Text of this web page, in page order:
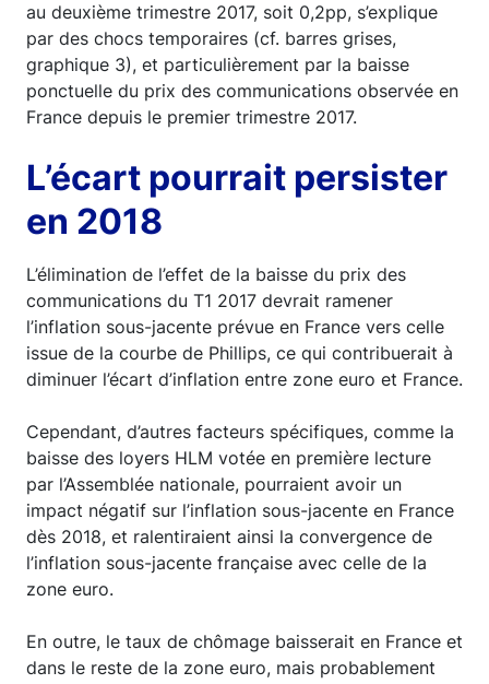
au deuxième trimestre 2017, soit 0,2pp, s’explique
par des chocs temporaires (cf. barres grises,
graphique 3), et particulièrement par la baisse
ponctuelle du prix des communications observée en
France depuis le premier trimestre 2017.
L’écart pourrait persister
en 2018
L’élimination de l’effet de la baisse du prix des
communications du T1 2017 devrait ramener
l’inflation sous-jacente prévue en France vers celle
issue de la courbe de Phillips, ce qui contribuerait à
diminuer l’écart d’inflation entre zone euro et France.
Cependant, d’autres facteurs spécifiques, comme la
baisse des loyers HLM votée en première lecture
par l’Assemblée nationale, pourraient avoir un
impact négatif sur l’inflation sous-jacente en France
dès 2018, et ralentiraient ainsi la convergence de
l’inflation sous-jacente française avec celle de la
zone euro.
En outre, le taux de chômage baisserait en France et
dans le reste de la zone euro, mais probablement